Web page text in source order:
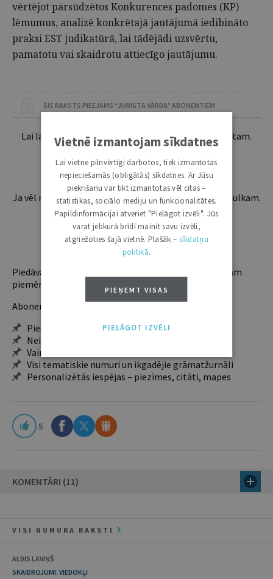
vērtējot pārsūdzētos Konkurences padomes (KP)
lēmumus, analizē konkrētajā jautājumā iedibināto
praksi EST judikatūrā, lai tādējādi uzsvērtu,
pamatotu vai skaidrotu attiecīgo jautājumu.
ŠIS RAKSTS PIEEJAMS “JURISTA VĀRDA” ABONENTIEM
Lai lasītu šo rakstu tālāk, Tev jābūt žurnāla abonentam.
Esošos abonentus lūdzam autorizēties:
Ja vēl neesi abonents, aicinām pievienoties lasītāju pulkam.
Iegūsi tūlītēju piekļuvi digitālajam saturam!
ABONĒT
Piedāvājam trīs abonementu veidus. Vienam lietotājam
piemērotākais ir "Mazais" (3, 6 un 12 mēnešiem).
Abonentu ieguvumi:
Pieeja jaunākajam izdevumam
Neierobežota pieeja arhīvam – 24 h/7 d.
Vairāk nekā 18 000 rakstu un 2000 autoru
Visi tematiskie numuri un ikgadējie grāmatžurnāli
Personalizētās iespējas – piezīmes, citāti, mapes
5
KOMENTĀRI (11)
VISI NUMURA RAKSTI
ALDIS LAVIŅŠ
SKAIDROJUMI. VIEDOKĻI
Vietnē izmantojam sīkdatnes
Lai vietne pilnvērtīgi darbotos, tiek izmantotas
nepieciešamās (obligātās) sīkdatnes. Ar Jūsu
piekrišanu var tikt izmantotas vēl citas –
statistikas, sociālo mediju un funkcionalitātes.
Papildinformācijai atveriet "Pielāgot izvēli". Jūs
varat jebkurā brīdī mainīt savu izvēli,
atgriežoties šajā vietnē. Plašāk – sīkdatņu
politikā.
PIEŅEMT VISAS
PIELĀGOT IZVĒLI